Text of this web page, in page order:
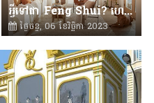
អ្វីទៅជា Feng Shui? ហេតុអ្វីបានជាយើងចាំបាច់ត្រូវដឹងពី Feng Shui?
ថ្ងៃចន្ទ, 06 ខែវិច្ឆិកា 2023